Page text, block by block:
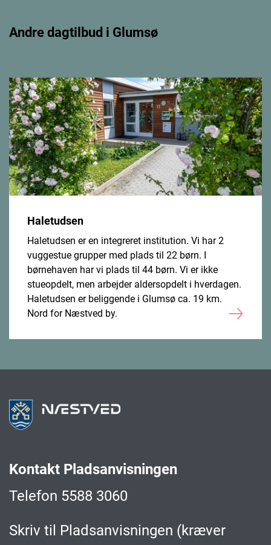
Andre dagtilbud i Glumsø
Haletudsen
Haletudsen er en integreret institution. Vi har 2
vuggestue grupper med plads til 22 børn. I
børnehaven har vi plads til 44 børn. Vi er ikke
stueopdelt, men arbejder aldersopdelt i hverdagen.
Haletudsen er beliggende i Glumsø ca. 19 km.
Nord for Næstved by.
Kontakt Pladsanvisningen
Telefon 5588 3060
Skriv til Pladsanvisningen (kræver